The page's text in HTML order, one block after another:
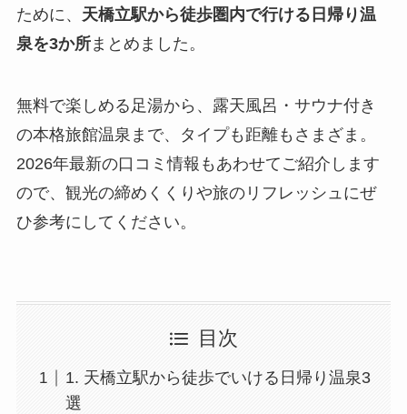
ために、 天橋立駅から徒歩圏内で行ける日帰り温
泉を3か所まとめました。
無料で楽しめる足湯から、露天風呂・サウナ付き
の本格旅館温泉まで、タイプも距離もさまざま。
2026年最新の口コミ情報もあわせてご紹介します
ので、観光の締めくくりや旅のリフレッシュにぜ
ひ参考にしてください。
目次
1. 天橋立駅から徒歩でいける日帰り温泉3
選